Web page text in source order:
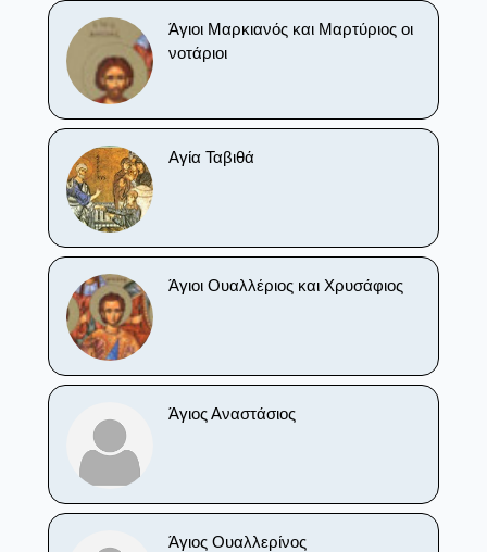
Άγιοι Μαρκιανός και Μαρτύριος οι
νοτάριοι
Αγία Ταβιθά
Άγιοι Ουαλλέριος και Χρυσάφιος
Άγιος Αναστάσιος
Άγιος Ουαλλερίνος